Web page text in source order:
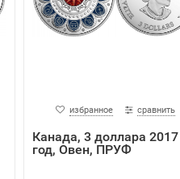
избранное сравнить
Канада, 3 доллара 2017
год, Овен, ПРУФ